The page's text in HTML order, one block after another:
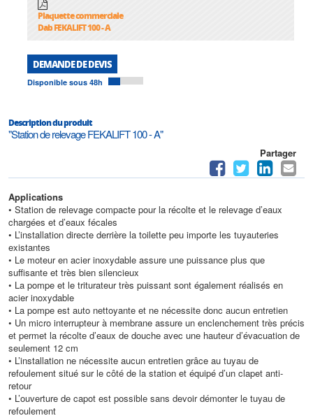
Plaquette commerciale
Dab FEKALIFT 100 - A
DEMANDE DE DEVIS
Disponible sous 48h
Description du produit
"Station de relevage FEKALIFT 100 - A"
Partager
Applications
• Station de relevage compacte pour la récolte et le relevage d’eaux
chargées et d’eaux fécales
• L’installation directe derrière la toilette peu importe les tuyauteries
existantes
• Le moteur en acier inoxydable assure une puissance plus que
suffisante et très bien silencieux
• La pompe et le triturateur très puissant sont également réalisés en
acier inoxydable
• La pompe est auto nettoyante et ne nécessite donc aucun entretien
• Un micro interrupteur à membrane assure un enclenchement très précis
et permet la récolte d’eaux de douche avec une hauteur d’évacuation de
seulement 12 cm
• L’installation ne nécessite aucun entretien grâce au tuyau de
refoulement situé sur le côté de la station et équipé d’un clapet anti-
retour
• L’ouverture de capot est possible sans devoir démonter le tuyau de
refoulement